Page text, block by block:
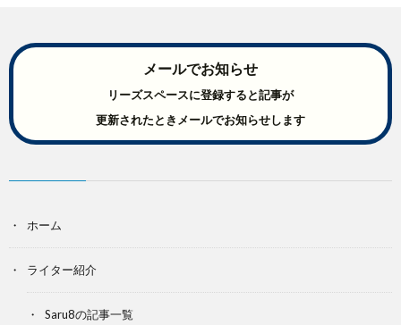
メールでお知らせ
リーズスペースに登録すると記事が
更新されたときメールでお知らせします
ホーム
ライター紹介
Saru8の記事一覧